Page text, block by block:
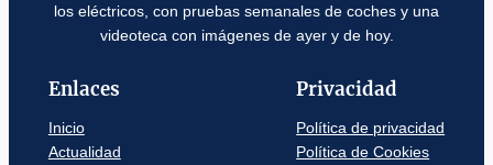
los eléctricos, con pruebas semanales de coches y una
videoteca con imágenes de ayer y de hoy.
Enlaces
Inicio
Actualidad
Privacidad
Política de privacidad
Política de Cookies